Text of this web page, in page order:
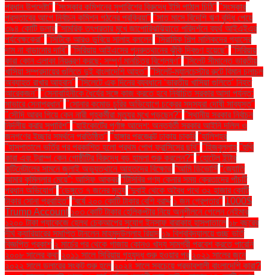
প্রধান উপদেষ্টা" "সংস্কার কমিশনের সুপারিশের বিরুদ্ধে ইসি পাঠাল চিঠি" "সংস্কার
প্রস্তাবের আগে নির্বাচন কমিশন গঠনের প্রক্রিয়া" "সাত মাসে বিদেশি ঋণ বৃদ্ধি পেয়ে
৩৯৪ কোটি ডলার "সামরিক তৎপরতার মুখে জাপোরিঝঝিয়াতে পরিদর্শনে ব্যর্থ আইএইএর
পর্যবেক্ষকেরা" "সিটিকে আরও ডুবিয়ে সালাহ বললেন "সিরামিক শিল্প মালিকদের গ্যাসের
দাম না বাড়ানোর দাবি" "সিরিয়ায় আইএসের পুনরুত্থানের ঝুঁকি দ্বিগুণ হয়েছে" "সিরিয়ায়
কারা কোন এলাকা নিয়ন্ত্রণ করছে: সম্পূর্ণ মানচিত্র বিশ্লেষণ" "সিলেট সীমান্তে ভারতীয়
খাসিয়া সম্প্রদায়ের গুলিতে দুই বাংলাদেশি আহত" "সিলেট-ম্যানচেস্টার রুটে বিমান চলাচল
অব্যাহত রাখার আহ্বান" "সিলেটে এক দিনের ব্যবধানে ‘ভারতীয় খাসিয়া গু‌লিতে’ নিহত
আরেকজন" "সেনাবাহিনীকে ধৈর্যের সঙ্গে কাজ করতে হবে নির্বাচিত সরকার আসা পর্যন্ত:
সাভারে সেনাপ্রধান" "সোনার কমোড চুরির অভিযোগে চক্রের সদস্যরা দোষী সাব্যস্ত"
"সৌদি আরব গিয়ে কেন নারী গৃহকর্মীরা মৃত্যুর মুখে পড়ছেন?" "স্থানীয় সরকার নির্বাচন
নির্দলীয় করার সুপারিশ" "হাইকোর্টের পূর্ণাঙ্গ আদেশ: অন্তর্বর্তী সরকার আইনি দলিল ও
জনগণের ইচ্ছার সমর্থনে প্রতিষ্ঠিত" "হাঙ্গার প্রজেক্টে ঢাকায় চাকরি "হালিশহর
"হাসপাতালে ভর্তির পর প্রকাশিত হলো প্রথম পোপ ফ্রান্সিসের ছবি" "হিজবুল্লাহ "হুথি
কারা এবং ট্রাম্প কেন গোষ্ঠীটির বিরুদ্ধে বড় হামলা শুরু করলেন?" "হোটেল ইন্টার
কন্টিনেন্টালের সামনে জুলাই অভ্যুত্থানে আহতদের বিক্ষোভ “আমি ডিভোর্সি “জ্যোতি
আমার কুমিল্লার মেয়ে”: আসিফ আকবর “টিসিবির পণ্য কেনার সময় ক্রেতাদের পাঁচটি
প্রধান অভিযোগ” “ডেঙ্গুতে ৭ জনের মৃত্যু “দুবাই থেকে অবৈধ পথে ৩২ হাজার কোটি
টাকার সোনা প্রবাহিত” “বর্ষে ২০০ কোটি টাকার বেশি বরাদ্দ ১ জন গ্রেপ্তার" 1000$
Trump Account ১০৩ কোটি টাকার হেলিকপ্টার নিয়ে অনুশীলনে গেলেন নেইমার
১২০০ টাকা প্যাকেজে হেলথ চেকআপের সুযোগ ইনসাফ বারাকাহ হাসপাতালে ১৮ বছরের
দীর্ঘ ক্যারিয়ারের সমাপ্তি টানলেন মাহমুদউল্লাহ রিয়াদ ১৯ বিশ্ববিদ্যালয়ে গুচ্ছ ভর্তি
বিজ্ঞপ্তি প্রকাশ ২ মার্চের পর থেকে গাজায় কোনও খাদ্য সামগ্রী প্রবেশ করতে পারেনি
২০০৮ সালের কথা ২০১১ সালে সিরিয়ায় গৃহযুদ্ধ শুরু হওয়ার পর ২০২১ সালের জুনে
২০২২ সালে ডলারের সংকট শুরু হলে ২০২৪ সালে সবচেয়ে প্রভাবশালী বাংলাদেশি কারা?